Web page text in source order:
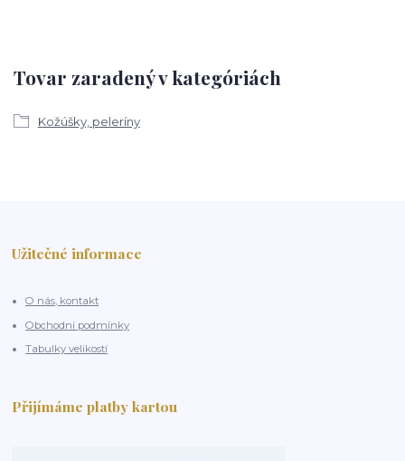
Tovar zaradený v kategóriách
Kožúšky, peleríny
Užitečné informace
O nás, kontakt
Obchodní podmínky
Tabulky velikostí
Přijímáme platby kartou